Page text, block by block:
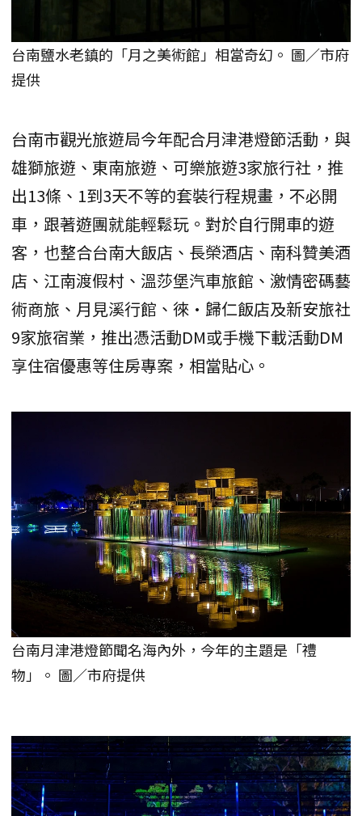
台南鹽水老鎮的「月之美術館」相當奇幻。 圖／市府
提供
台南市觀光旅遊局今年配合月津港燈節活動，與
雄獅旅遊、東南旅遊、可樂旅遊3家旅行社，推
出13條、1到3天不等的套裝行程規畫，不必開
車，跟著遊團就能輕鬆玩。對於自行開車的遊
客，也整合台南大飯店、長榮酒店、南科贊美酒
店、江南渡假村、溫莎堡汽車旅館、激情密碼藝
術商旅、月見溪行館、徠•歸仁飯店及新安旅社
9家旅宿業，推出憑活動DM或手機下載活動DM
享住宿優惠等住房專案，相當貼心。
台南月津港燈節聞名海內外，今年的主題是「禮
物」。 圖／市府提供